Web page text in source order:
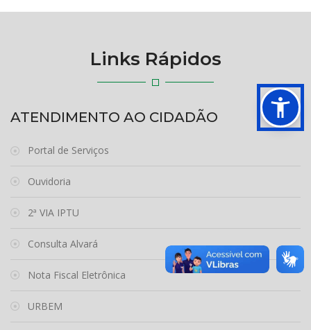
Links Rápidos
ATENDIMENTO AO CIDADÃO
Portal de Serviços
Ouvidoria
2ª VIA IPTU
Consulta Alvará
Nota Fiscal Eletrônica
URBEM